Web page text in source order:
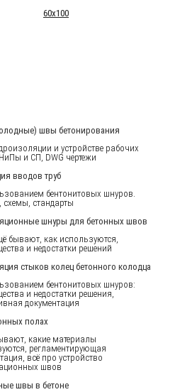
60x100
швы бетонирования
и устройстве рабочих
и СП, DWG чертежи
вводов труб
бентонитовых шнуров.
схемы, стандарты
шнуры для бетонных швов
бывают, как используются,
и недостатки решений
стыков колец бетонного колодца
бентонитовых шнуров:
и недостатки решения,
документация
полах
какие материалы
регламентирующая
всё про устройство
швов
швы в бетоне